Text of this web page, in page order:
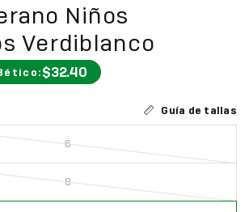
Niños
Verdiblanco
$32.40
Guía de tallas
6
8